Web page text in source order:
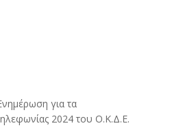
για τα
2024 του Ο.Κ.Δ.Ε.